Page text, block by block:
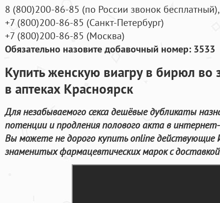
8 (800)200-86-85 (по России звонок бесплатный),
+7 (800)200-86-85 (Санкт-Петербург)
+7 (800)200-86-85 (Москва)
Обязательно назовите добавочный номер: 3533
Купить женскую виагру в бирюл во
в аптеках Красноярск
Для незабываемого секса дешёвые дубликаты
потенции и продления полового акта в
Вы можете не дорого купить online действующие
знаменитых фармацевтических марок с